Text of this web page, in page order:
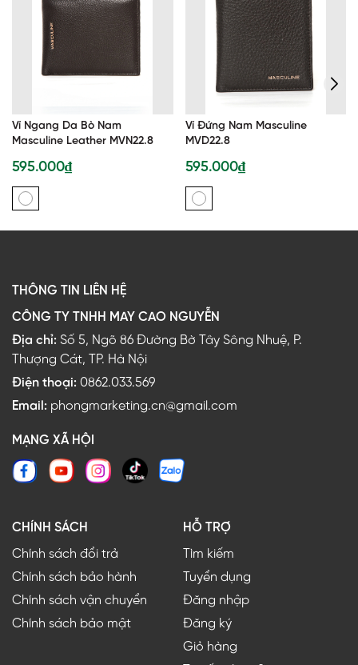
Ví Ngang Da Bò Nam
Masculine Leather MVN22.8
595.000₫
Ví Đứng Nam Masculine
MVD22.8
595.000₫
THÔNG TIN LIÊN HỆ
CÔNG TY TNHH MAY CAO NGUYỄN
Địa chỉ: Số 5, Ngõ 86 Đường Bờ Tây Sông Nhuệ, P.
Thượng Cát, TP. Hà Nội
Điện thoại: 0862.033.569
Email: phongmarketing.cn@gmail.com
MẠNG XÃ HỘI
CHÍNH SÁCH
Chính sách đổi trả
Chính sách bảo hành
Chính sách vận chuyển
Chính sách bảo mật
HỖ TRỢ
Tìm kiếm
Tuyển dụng
Đăng nhập
Đăng ký
Giỏ hàng